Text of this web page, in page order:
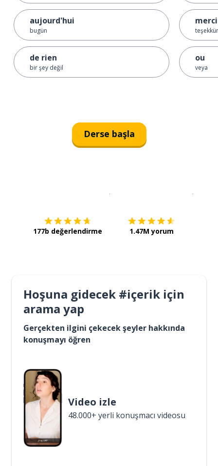
aujourd'hui
bugün
de rien
bir şey değil
merci
ou
veya
Derse başla
177b değerlendirme 1.47M yorum
Hoşuna gidecek #içerik için
arama yap
Gerçekten ilgini çekecek şeyler hakkında
konuşmayı öğren
Video izle
48.000+ yerli konuşmacı videosu